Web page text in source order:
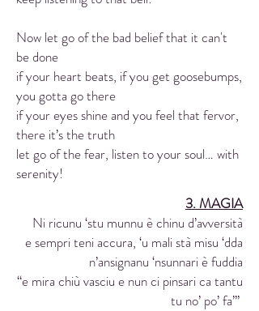
Now let go of the bad belief that it can't
be done
if your heart beats, if you get goosebumps,
you gotta go there
if your eyes shine and you feel that fervor,
there it’s the truth
let go of the fear, listen to your soul… with
serenity!
3. MAGIA
Ni ricunu ‘stu munnu è chinu d’avversità
e sempri teni accura, ‘u mali stà misu ‘dda
n’ansignanu ‘nsunnari è fuddia
“e mira chiù vasciu e nun ci pinsari ca tantu
tu no’ po’ fa’”